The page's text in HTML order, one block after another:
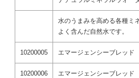
水のうまみを高める各種ミ
よく含んだ自然水です。
10200005 エマージェンシーブレッ
10200006 エマージェンシーブレッ